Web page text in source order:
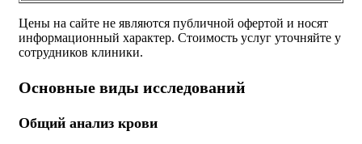
Цены на сайте не являются публичной офертой и носят
информационный характер. Стоимость услуг уточняйте у
сотрудников клиники.
Основные виды исследований
Общий анализ крови